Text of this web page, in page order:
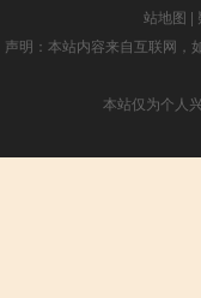
站地图 |
声明：本站内容来自互联网，
本站仅为个人